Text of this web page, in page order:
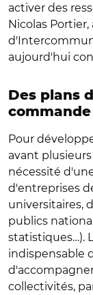
activer des
Nicolas
aujourd'hui
Des plans
Pour
avant
nécessité
d'entreprises
universitaires,
publics
statistiques…).
indispensable
collectivités,